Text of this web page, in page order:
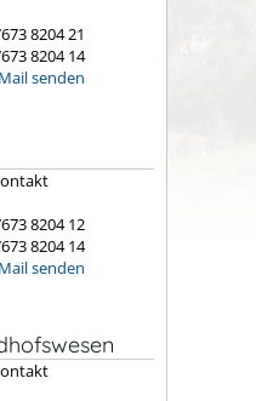
8204 21
8204 14
senden
8204 12
8204 14
senden